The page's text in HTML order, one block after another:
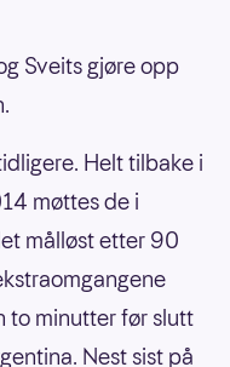
Sveits gjøre opp
Helt tilbake i
møttes de i
målløst etter 90
to minutter før slutt
Nest sist på